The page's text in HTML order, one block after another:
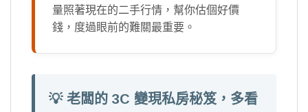
量照著現在的二手行情，幫你估個好價
錢，度過眼前的難關最重要。
💡 老闆的 3C 變現私房秘笈，多看